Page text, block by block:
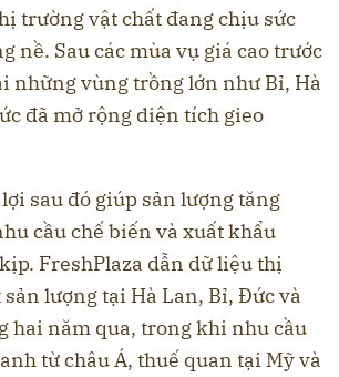
trường vật chất đang chịu sức
nề. Sau các mùa vụ giá cao trước
những vùng trồng lớn như Bỉ, Hà
đã mở rộng diện tích gieo
sau đó giúp sản lượng tăng
cầu chế biến và xuất khẩu
FreshPlaza dẫn dữ liệu thị
lượng tại Hà Lan, Bỉ, Đức và
hai năm qua, trong khi nhu cầu
từ châu Á, thuế quan tại Mỹ và